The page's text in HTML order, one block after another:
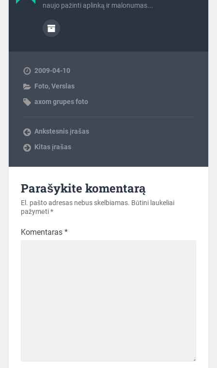
naujo pažinti aplinką ir malonumas...
2009-04-10
Foto,Verslas
axom grupes foto
Ankstesnis įrašas
Kitas įrašas
Parašykite komentarą
El. pašto adresas nebus skelbiamas. Būtini laukeliai
pažymėti*
Komentaras *